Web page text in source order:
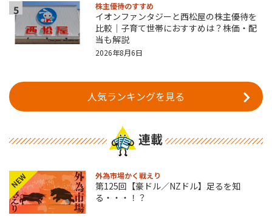
5 株主優待のすすめ
イオンファンタジーと西松屋の株主優待を
比較｜子育て世帯におすすめは？株価・配
当も解説
2026年8月6日
人気ランキングを見る
連載
NEW 外為市場かく戦えり
第125回【豪ドル／NZドル】足るを知
る・・・！？